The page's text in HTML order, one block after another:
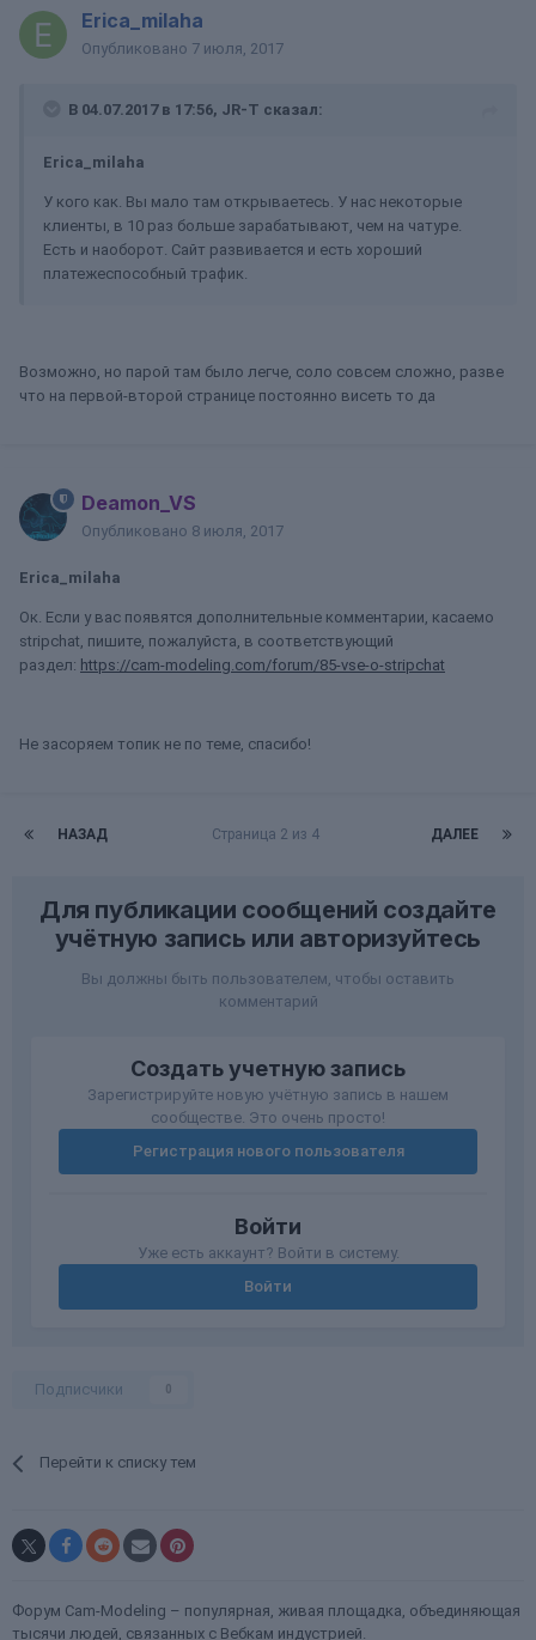
Erica_milaha
Опубликовано 7 июля, 2017
В 04.07.2017 в 17:56, JR-T сказал:
Erica_milaha
У кого как. Вы мало там открываетесь. У нас некоторые
клиенты, в 10 раз больше зарабатывают, чем на чатуре.
Есть и наоборот. Сайт развивается и есть хороший
платежеспособный трафик.
Возможно, но парой там было легче, соло совсем сложно, разве
что на первой-второй странице постоянно висеть то да
Deamon_VS
Опубликовано 8 июля, 2017
Erica_milaha
Ок. Если у вас появятся дополнительные комментарии, касаемо
stripchat, пишите, пожалуйста, в соответствующий
раздел: https://cam-modeling.com/forum/85-vse-o-stripchat
Не засоряем топик не по теме, спасибо!
НАЗАД ДАЛЕЕ
Страница 2 из 4
Для публикации сообщений создайте
учётную запись или авторизуйтесь
Вы должны быть пользователем, чтобы оставить
комментарий
Создать учетную запись
Зарегистрируйте новую учётную запись в нашем
сообществе. Это очень просто!
Регистрация нового пользователя
Войти
Уже есть аккаунт? Войти в систему.
Войти
Подписчики 0
Перейти к списку тем
Форум Cam-Modeling – популярная, живая площадка, объединяющая
тысячи людей, связанных с Вебкам индустрией.